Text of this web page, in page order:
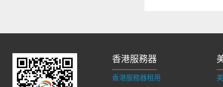
香港服務器
香港服務器租用